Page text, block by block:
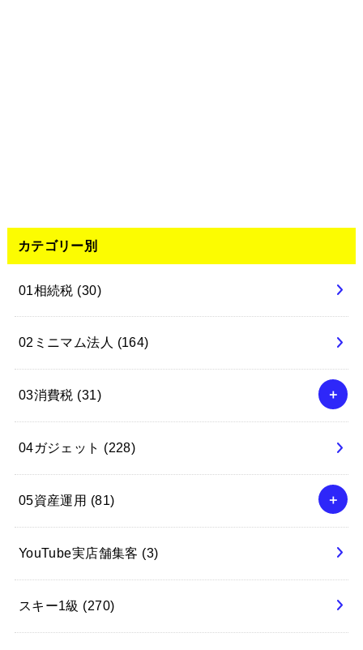
カテゴリー別
01相続税 (30)
02ミニマム法人 (164)
03消費税 (31)
04ガジェット (228)
05資産運用 (81)
YouTube実店舗集客 (3)
スキー1級 (270)